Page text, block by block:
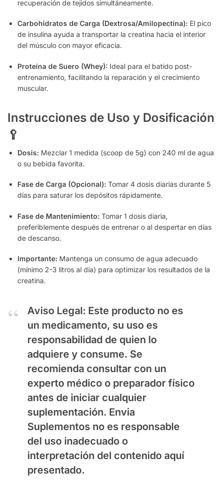
recuperación de tejidos simultáneamente.
Carbohidratos de Carga (Dextrosa/Amilopectina): El pico
de insulina ayuda a transportar la creatina hacia el interior
del músculo con mayor eficacia.
Proteína de Suero (Whey): Ideal para el batido post-
entrenamiento, facilitando la reparación y el crecimiento
muscular.
Instrucciones de Uso y Dosificación
🥄
Dosis: Mezclar 1 medida (scoop de 5g) con 240 ml de agua
o su bebida favorita.
Fase de Carga (Opcional): Tomar 4 dosis diarias durante 5
días para saturar los depósitos rápidamente.
Fase de Mantenimiento: Tomar 1 dosis diaria,
preferiblemente después de entrenar o al despertar en días
de descanso.
Importante: Mantenga un consumo de agua adecuado
(mínimo 2-3 litros al día) para optimizar los resultados de la
creatina.
Aviso Legal: Este producto no es
un medicamento, su uso es
responsabilidad de quien lo
adquiere y consume. Se
recomienda consultar con un
experto médico o preparador físico
antes de iniciar cualquier
suplementación. Envia
Suplementos no es responsable
del uso inadecuado o
interpretación del contenido aquí
presentado.